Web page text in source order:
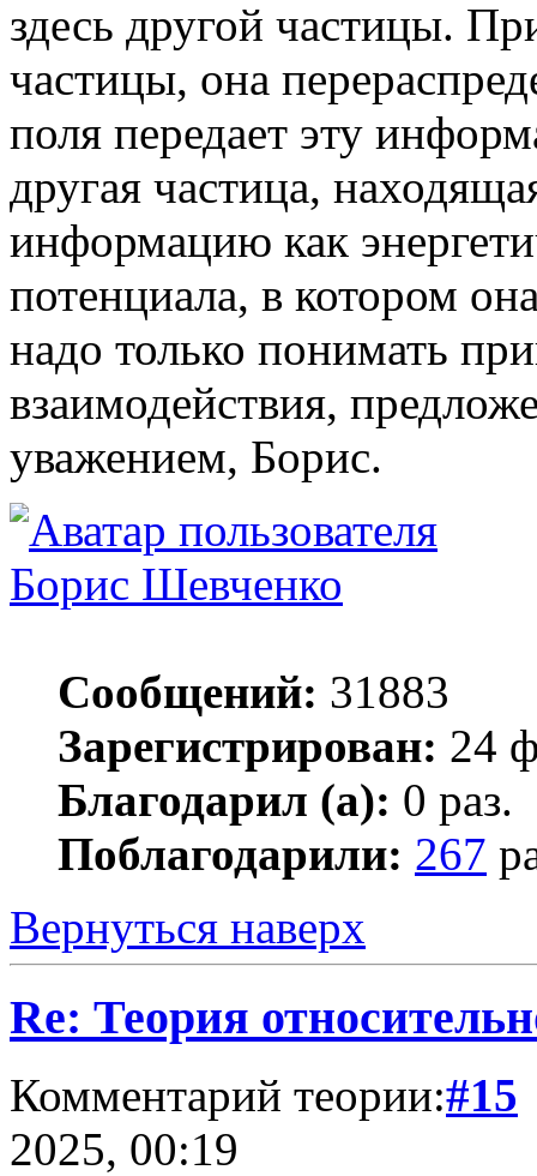
здесь другой частицы.
частицы, она
поля передает эту
другая частица,
информацию как
потенциала, в котором
надо только понимать
взаимодействия,
уважением, Борис.
Борис Шевченко
Сообщений: 31883
Зарегистрирован: 24
Благодарил (а): 0 раз.
Поблагодарили: 267
Вернуться наверх
Re: Теория
Комментарий теории:#15
2025, 00:19